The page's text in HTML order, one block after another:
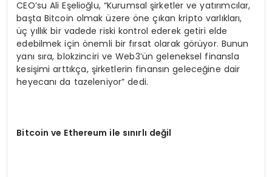
CEO’su Ali Eşelioğlu, “Kurumsal şirketler ve yatırımcılar,
başta Bitcoin olmak üzere öne çıkan kripto varlıkları,
üç yıllık bir vadede riski kontrol ederek getiri elde
edebilmek için önemli bir fırsat olarak görüyor. Bunun
yanı sıra, blokzinciri ve Web3’ün geleneksel finansla
kesişimi arttıkça, şirketlerin finansın geleceğine dair
heyecanı da tazeleniyor” dedi.
Bitcoin ve Ethereum ile sınırlı değil